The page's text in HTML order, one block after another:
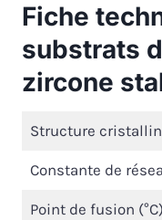
Fiche
substrats
zircone
Structure
Constante de
Point de fusion (°C)